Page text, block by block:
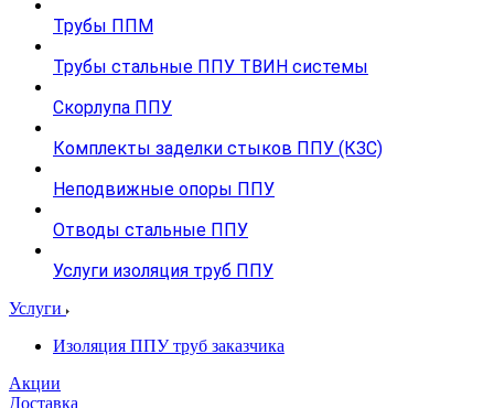
Трубы ППМ
Трубы стальные ППУ ТВИН системы
Скорлупа ППУ
Комплекты заделки стыков ППУ (КЗС)
Неподвижные опоры ППУ
Отводы стальные ППУ
Услуги изоляция труб ППУ
Услуги
Изоляция ППУ труб заказчика
Акции
Доставка